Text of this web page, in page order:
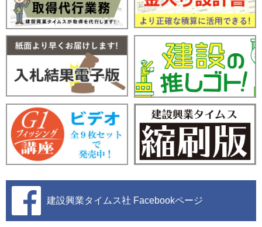
建設興業タイムス社 Facebookページ